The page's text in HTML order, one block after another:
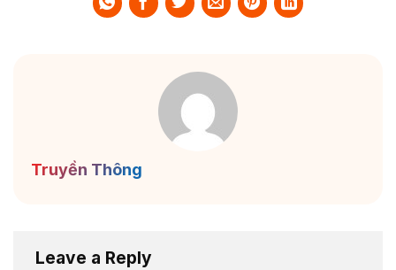
Truyền Thông
Leave a Reply